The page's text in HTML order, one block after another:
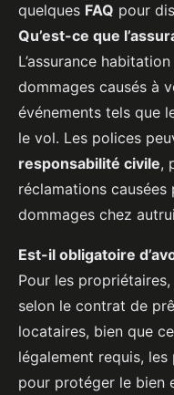
quelques FAQ pour
Qu’est-ce que
L’assurance
dommages causés à
événements tels que
le vol. Les polices
responsabilité civile,
réclamations causées
dommages chez
Est-il obligatoire
Pour les
selon le contrat de
locataires, bien que
légalement requis,
pour protéger le bien